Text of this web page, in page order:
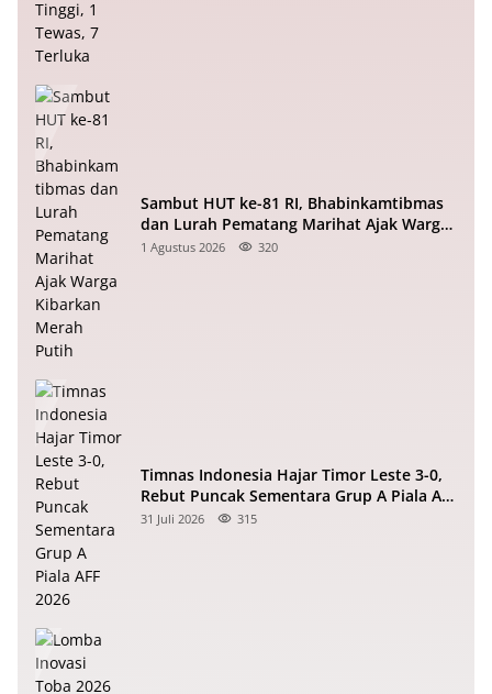
Sambut HUT ke-81 RI, Bhabinkamtibmas
dan Lurah Pematang Marihat Ajak Warga
Kibarkan Merah Putih
1 Agustus 2026 320
Timnas Indonesia Hajar Timor Leste 3-0,
Rebut Puncak Sementara Grup A Piala AFF
2026
31 Juli 2026 315